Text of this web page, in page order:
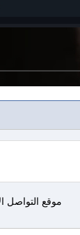
موقع التواصل